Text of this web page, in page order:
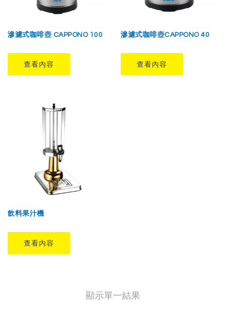
滲濾式咖啡壺 CAPPONO 100
查看內容
滲濾式咖啡壺CAPPONO 40
查看內容
飲料果汁機
查看內容
顯示單一結果